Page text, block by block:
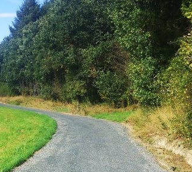
Nachbargemeinden
Bürgerbus
Vereine im Biebertal